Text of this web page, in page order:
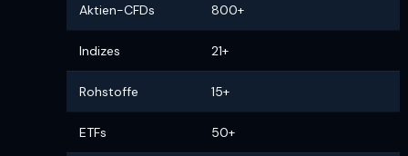
Aktien-CFDs 800+
Indizes 21+
Rohstoffe 15+
ETFs 50+